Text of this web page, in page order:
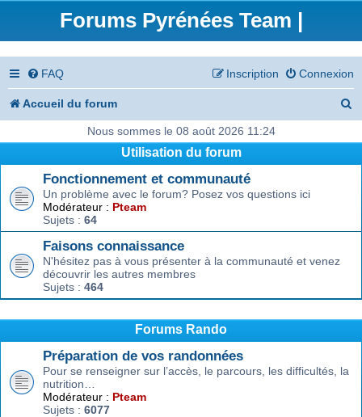
Forums Pyrénées Team |
FAQ Connexion
Inscription
Accueil du forum
e
Nous sommes le 08 août 2026 11:24
Utilisation du forum
Fonctionnement et communauté
Un problème avec le forum? Posez vos questions ici
Modérateur : Pteam
Sujets : 64
Faisons connaissance
N'hésitez pas à vous présenter à la communauté et venez
découvrir les autres membres
Sujets : 464
Forums Rando
Préparation de vos randonnées
Pour se renseigner sur l’accès, le parcours, les difficultés, la
nutrition…
Modérateur : Pteam
Sujets : 6077